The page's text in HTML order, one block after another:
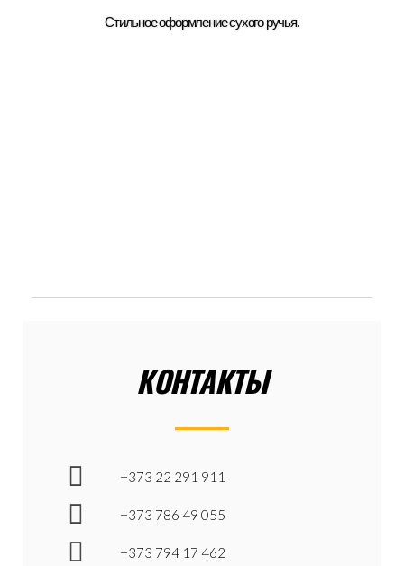
Стильное оформление сухого ручья.
КОНТАКТЫ
+373 22 291 911
+373 786 49 055
+373 794 17 462